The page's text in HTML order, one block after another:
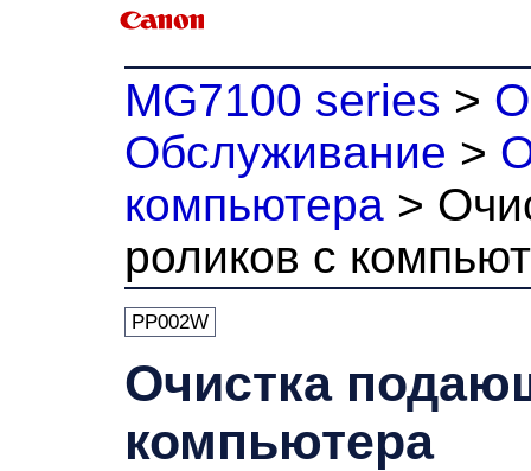
MG7100 series >
Обслуживание >
компьютера >
роликов с
PP002W
Очистка
компьютера